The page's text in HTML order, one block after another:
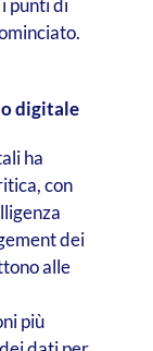
punti di
digitale
ha
con
dei
alle
più